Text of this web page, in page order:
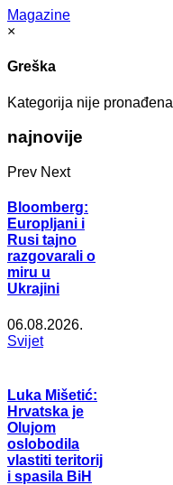
Magazine
×
Greška
Kategorija nije pronađena
najnovije
Prev Next
Bloomberg:
Europljani i
Rusi tajno
razgovarali o
miru u
Ukrajini
06.08.2026.
Svijet
Luka Mišetić:
Hrvatska je
Olujom
oslobodila
vlastiti teritorij
i spasila BiH